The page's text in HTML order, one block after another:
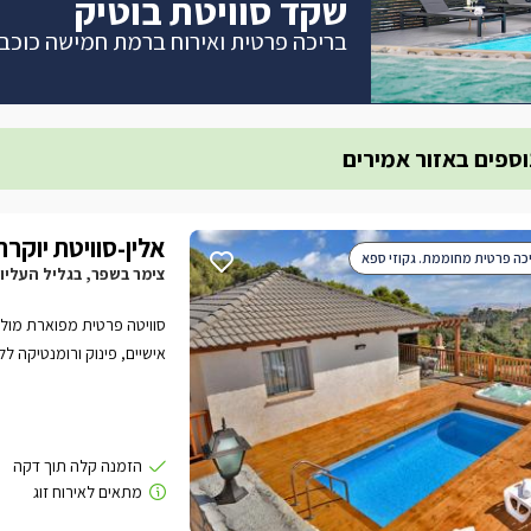
שקד סוויטת בוטיק
בריכה פרטית ואירוח ברמת חמישה
באזור אמירים
אלין-סוויטת
צימר בשפר, בגליל
סוויטה פרטית מפוארת
אישיים, פינוק ורומנטיקה
פרטית מחוממת. גקוזי ספא